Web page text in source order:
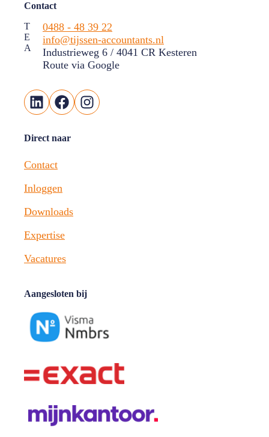
Contact
T
E
A
0488 - 48 39 22
info@tijssen-accountants.nl
Industrieweg 6 / 4041 CR Kesteren
Route via Google
LinkedIn
FacebookInstagram
Direct naar
Contact
Inloggen
Downloads
Expertise
Vacatures
Aangesloten bij